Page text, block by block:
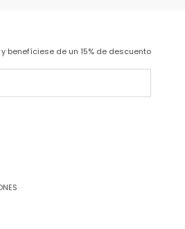
benefíciese de un 15% de descuento